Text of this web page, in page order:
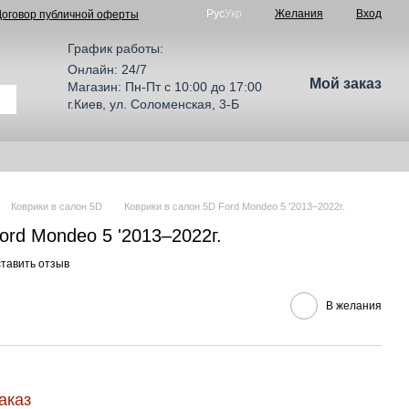
публичной оферты РусУкр Желания Вход
График работы:
Онлайн: 24/7
Магазин: Пн-Пт с 10:00 до 17:00
г.Киев, ул. Соломенская, 3-Б
Мой заказ
Коврики в салон 5D Коврики в салон 5D Ford Mondeo 5 '2013–2022г.
Mondeo 5 '2013–2022г.
отзыв
В желания